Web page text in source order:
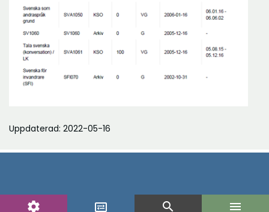
settings display_settings search menu
Uppdaterad: 2022-05-16